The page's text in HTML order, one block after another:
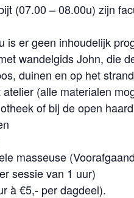
(07.00 – 08.00u) zijn
is er geen inhoudelijk
wandelgids John, die
duinen en op het strand
(alle materialen
of bij de open haard
masseuse
sessie van 1 uur)
à €5,- per dagdeel).